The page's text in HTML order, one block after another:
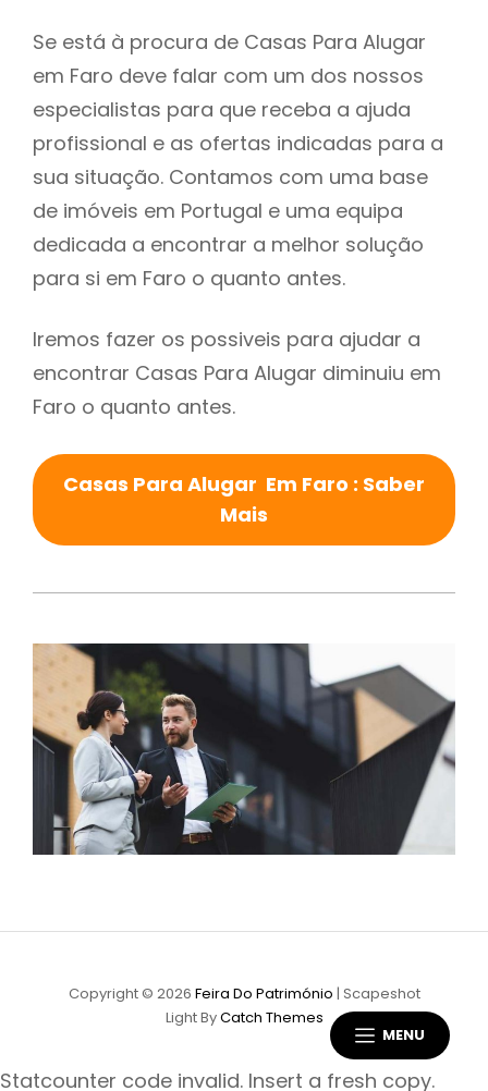
MENU
Se está à procura de Casas Para Alugar
em Faro deve falar com um dos nossos
especialistas para que receba a ajuda
profissional e as ofertas indicadas para a
sua situação. Contamos com uma base
de imóveis em Portugal e uma equipa
dedicada a encontrar a melhor solução
para si em Faro o quanto antes.
Iremos fazer os possiveis para ajudar a
encontrar Casas Para Alugar diminuiu em
Faro o quanto antes.
Casas Para Alugar Em Faro : Saber
Mais
Copyright © 2026 Feira Do Património | Scapeshot
Light ByCatch Themes
Statcounter code invalid. Insert a fresh copy.